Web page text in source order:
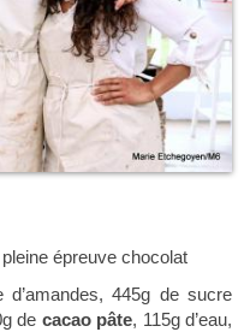
épreuve chocolat
d’amandes, 445g de sucre
de cacao pâte, 115g d’eau,